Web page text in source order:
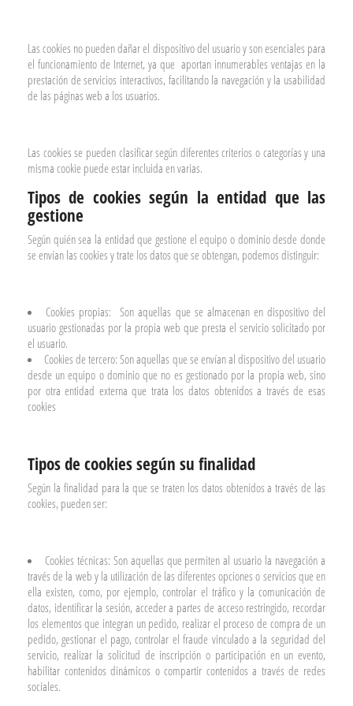
Las cookies no pueden dañar el dispositivo del usuario y son esenciales para
el funcionamiento de Internet, ya que aportan innumerables ventajas en la
prestación de servicios interactivos, facilitando la navegación y la usabilidad
de las páginas web a los usuarios.
Las cookies se pueden clasificar según diferentes criterios o categorías y una
misma cookie puede estar incluida en varias.
Tipos de cookies según la entidad que las
gestione
Según quién sea la entidad que gestione el equipo o dominio desde donde
se envían las cookies y trate los datos que se obtengan, podemos distinguir:
Cookies propias:
Son aquellas que se almacenan en dispositivo del
usuario gestionadas por la propia web que presta el servicio solicitado por
el usuario.
Cookies de tercero: Son aquellas que se envían al dispositivo del usuario
desde un equipo o dominio que no es gestionado por la propia web, sino
por otra entidad externa que trata los datos obtenidos a través de esas
cookies
Tipos de cookies según su finalidad
Según la finalidad para la que se traten los datos obtenidos a través de las
cookies, pueden ser:
Cookies técnicas: Son aquellas que permiten al usuario la navegación a
través de la web y la utilización de las diferentes opciones o servicios que en
ella existen, como, por ejemplo, controlar el tráfico y la comunicación de
datos, identificar la sesión, acceder a partes de acceso restringido, recordar
los elementos que integran un pedido, realizar el proceso de compra de un
pedido, gestionar el pago, controlar el fraude vinculado a la seguridad del
servicio, realizar la solicitud de inscripción o participación en un evento,
habilitar contenidos dinámicos o compartir contenidos a través de redes
sociales.